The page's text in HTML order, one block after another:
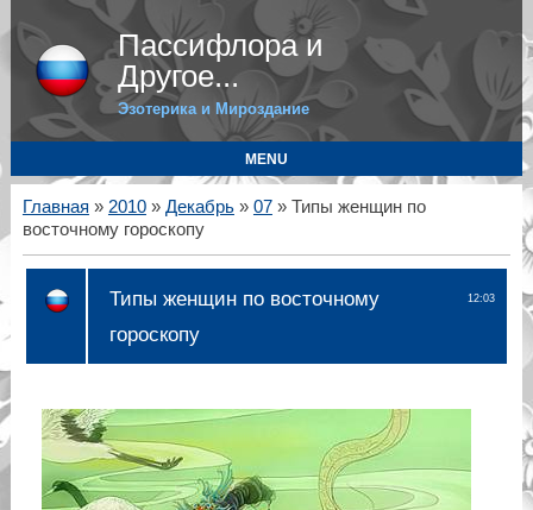
Пассифлора и
Другое...
Эзотерика и Мироздание
MENU
Главная » 2010 » Декабрь » 07» Типы женщин по
восточному гороскопу
12:03
Типы женщин по восточному
гороскопу